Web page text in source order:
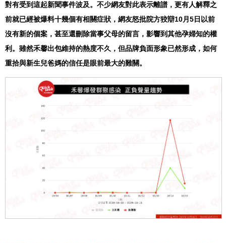
對有受到這起新聞事件波及。不少網友對此表示離譜，更有人解釋之
前就已經被爆料十幾個有相關症狀，網友怒批院方狡辯10月5日以前
沒有新的個案，甚至還刪除當事父母的留言，影響到其他孕婦知的權
利。雖然禾馨出包維持的熱度不久，但品牌負面形象已然形成，如何
重拾與新生兒爸媽的信任是眼前最大的難關。